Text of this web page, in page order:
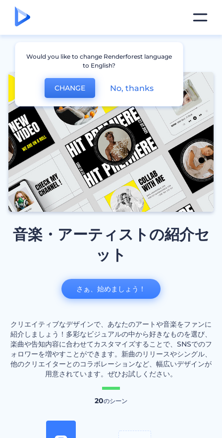
音楽・アーティストの紹介セ
ット
クリエイティブなデザインで、あなたのアートや音楽をファンに
紹介しましょう！多彩なビジュアルの中から好きなものを選び、
楽曲や告知内容に合わせてカスタマイズすることで、SNSでのフ
ォロワーを増やすことができます。新曲のリリースやシングル、
他のクリエイターとのコラボレーションなど、幅広いデザインが
用意されています。ぜひお試しください。
20のシーン
さぁ、始めましょう！
Would you like to change Renderforest language
to English?
CHANGE No, thanks